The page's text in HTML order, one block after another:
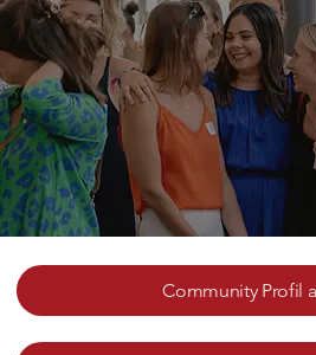
Community Profil